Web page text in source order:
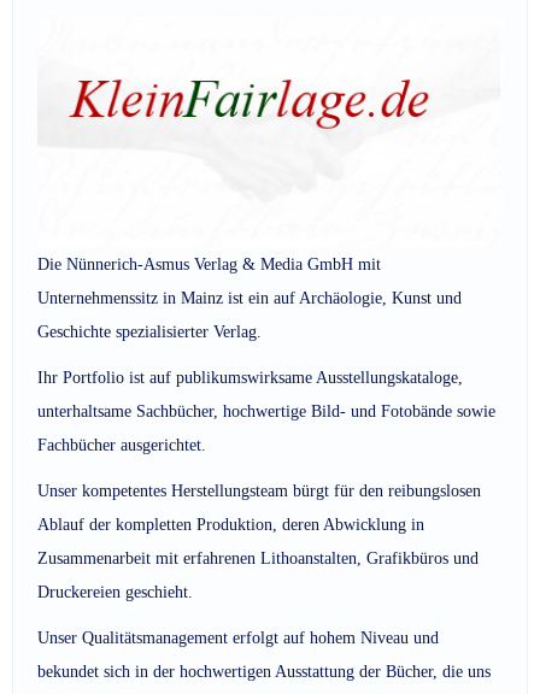
Die Nünnerich-Asmus Verlag & Media GmbH mit
Unternehmenssitz in Mainz ist ein auf Archäologie, Kunst und
Geschichte spezialisierter Verlag.
Ihr Portfolio ist auf publikumswirksame Ausstellungskataloge,
unterhaltsame Sachbücher, hochwertige Bild- und Fotobände sowie
Fachbücher ausgerichtet.
Unser kompetentes Herstellungsteam bürgt für den reibungslosen
Ablauf der kompletten Produktion, deren Abwicklung in
Zusammenarbeit mit erfahrenen Lithoanstalten, Grafikbüros und
Druckereien geschieht.
Unser Qualitätsmanagement erfolgt auf hohem Niveau und
bekundet sich in der hochwertigen Ausstattung der Bücher, die uns